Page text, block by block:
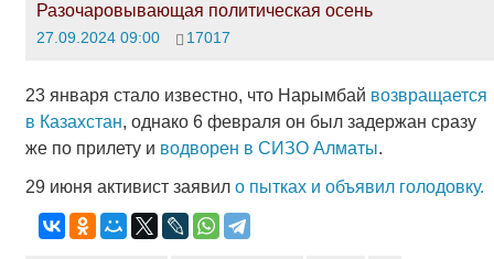
Разочаровывающая политическая осень
27.09.2024 09:00 17017
23 января стало известно, что Нарымбай возвращается
в Казахстан, однако 6 февраля он был задержан сразу
же по прилету и водворен в СИЗО Алматы.
29 июня активист заявил о пытках и объявил голодовку.